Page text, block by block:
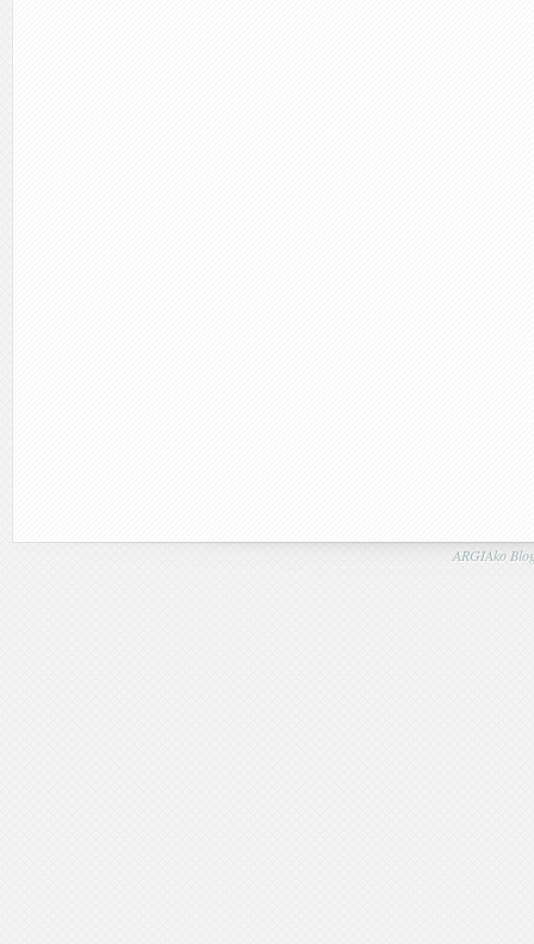
ARGIAko